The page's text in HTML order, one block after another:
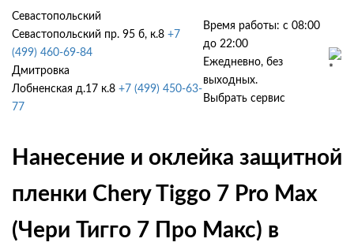
Севастопольский
Севастопольский пр. 95 б, к.8 +7
(499) 460-69-84
Дмитровка
Лобненская д.17 к.8 +7 (499) 450-63-
77
Время работы: с 08:00
до 22:00
Ежедневно, без
выходных.
Выбрать сервис
Нанесение и оклейка защитной
пленки Chery Tiggo 7 Pro Max
(Чери Тигго 7 Про Макс) в